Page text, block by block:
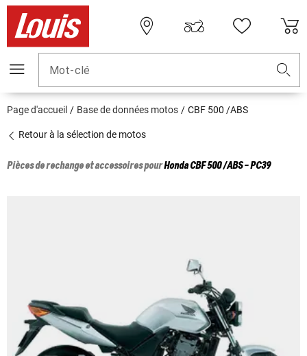
Mot-clé
Page d'accueil Base de données motos CBF 500 /ABS
Retour à la sélection de motos
Pièces de rechange et accessoires pourHondaCBF 500 /ABS - PC39